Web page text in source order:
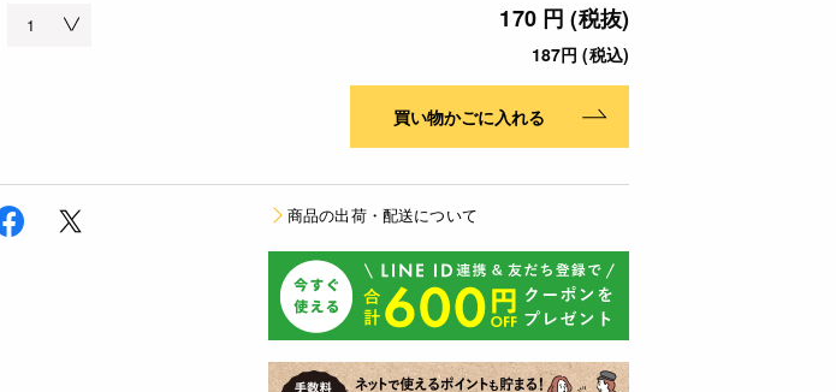
170 円 (税抜)
187円 (税込)
買い物かごに入れる
商品の出荷・配送について